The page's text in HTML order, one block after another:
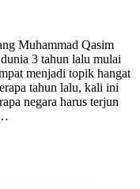
Muhammad Qasim
3 tahun lalu mulai
menjadi topik hangat
tahun lalu, kali ini
negara harus terjun